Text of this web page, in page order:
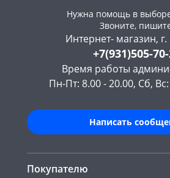
Нужна помощь в
Звоните,
Интернет- магазин,
+7(931)505-
Время работы
Пн-Пт: 8.00 - 20.00, Сб,
Написать
Покупателю